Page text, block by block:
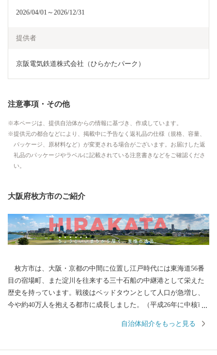
2026/04/01～2026/12/31
提供者
京阪電気鉄道株式会社（ひらかたパーク）
注意事項・その他
本ページは、提供自治体からの情報に基づき、作成しています。
提供元の都合などにより、掲載中に予告なく返礼品の仕様（規格、容量、
パッケージ、原材料など）が変更される場合がございます。お届けした返
礼品のパッケージやラベルに記載されている注意書きなどをご確認くださ
い。
大阪府枚方市のご紹介
枚方市は、大阪・京都の中間に位置し江戸時代には東海道56番
目の宿場町、また淀川を往来する三十石船の中継港として栄えた
歴史を持っています。戦後はベッドタウンとして人口が急増し、
今や約40万人を抱える都市に成長しました。（平成26年に中核市
けるよう、市の魅力アップに取り組んでいきます。
自治体紹介をもっと見る